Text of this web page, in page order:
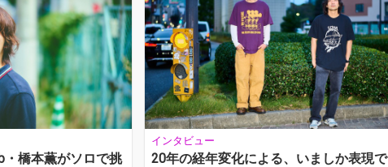
・橋本薫がソロで挑
インタビュー
20年の経年変化による、いましか表現で